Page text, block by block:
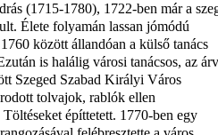
(1715-1780), 1722-ben már a
Élete folyamán lassan jómódú
között állandóan a külső tanács
is halálig városi tanácsos, az
Szeged Szabad Királyi Város
tolvajok, rablók ellen
építtetett. 1770-ben egy